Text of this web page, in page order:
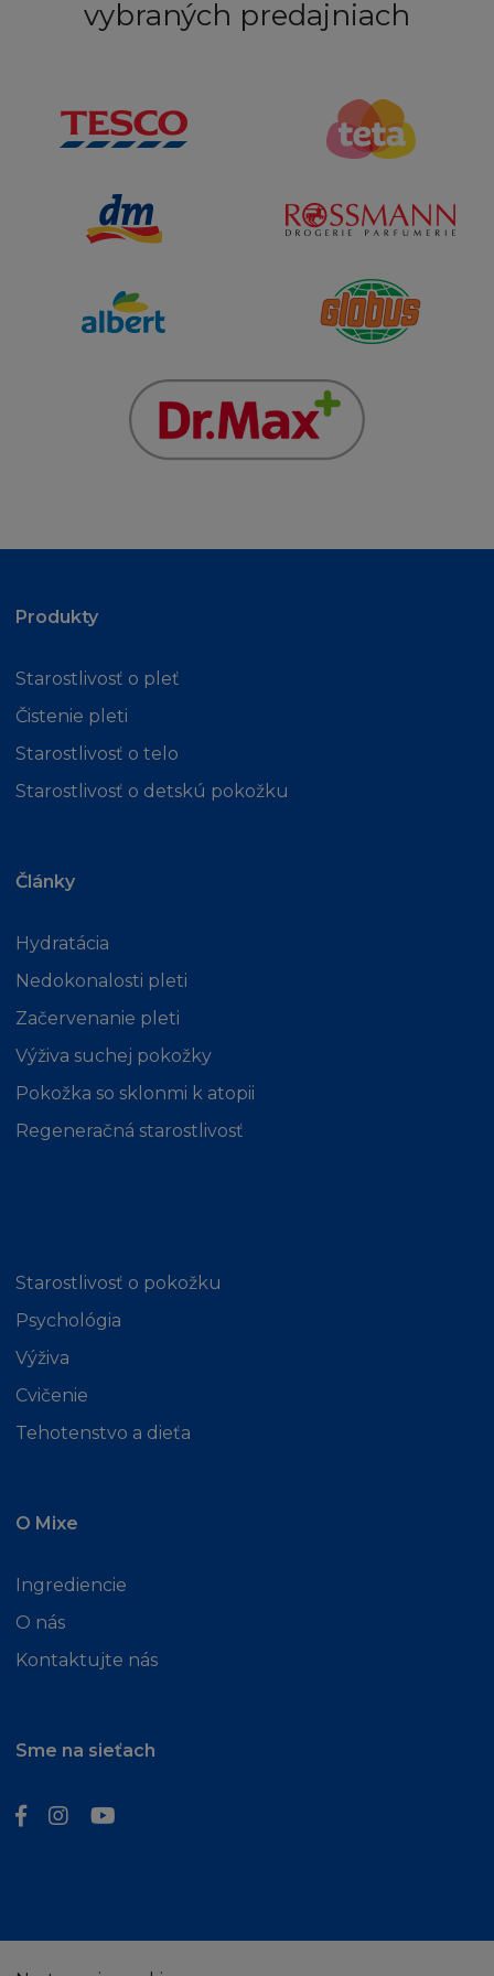
vybraných predajniach
Produkty
Starostlivosť o pleť
Čistenie pleti
Starostlivosť o telo
Starostlivosť o detskú pokožku
Články
Hydratácia
Nedokonalosti pleti
Začervenanie pleti
Výživa suchej pokožky
Pokožka so sklonmi k atopii
Regeneračná starostlivosť
Starostlivosť o pokožku
Psychológia
Výživa
Cvičenie
Tehotenstvo a dieťa
O Mixe
Ingrediencie
O nás
Kontaktujte nás
Sme na sieťach